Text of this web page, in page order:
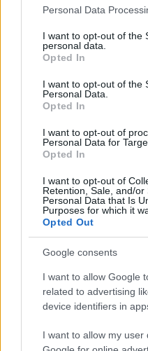
Please note that this
not limited to your visit or
grant or deny consent to
use your data for below
consent section.
Personal Data
I want to opt-out of the
personal data.
Opted In
I want to opt-out of the
Personal Data.
Opted In
I want to opt-out of
Personal Data for
Opted In
I want to opt-out of
Retention, Sale, and/or
Personal Data that Is
Purposes for which it
Opted Out
Google consents
I want to allow Google
related to advertising
device identifiers in
I want to allow my user
A jelentkezéseket 2020.
kritikusceh@gmail.com
A szemináriumokra
április hónapokban
(összesen 8 napon), napi
Kultúratámogató